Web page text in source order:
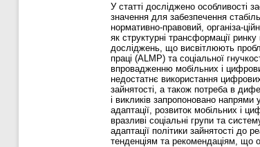
У статті досліджено особливості
значення для забезпечення
нормативно-правовий, організа-
як структурні трансформації
досліджень, що висвітлюють
праці (ALMP) та соціальної
впровадженню мобільних і
недостатнє використання
зайнятості, а також потреба в
і викликів запропоновано
адаптації, розвиток мобільних і
вразливі соціальні групи та
адаптації політики зайнятості до
тенденціям та рекомендаціям, що